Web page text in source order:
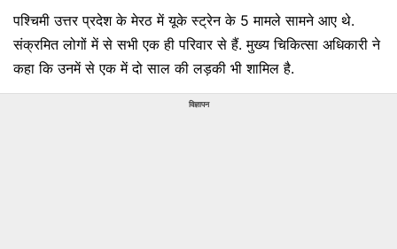
पश्चिमी उत्तर प्रदेश के मेरठ में यूके स्ट्रेन के 5 मामले सामने आए थे.
संक्रमित लोगों में से सभी एक ही परिवार से हैं. मुख्य चिकित्सा अधिकारी ने
कहा कि उनमें से एक में दो साल की लड़की भी शामिल है.
विज्ञापन